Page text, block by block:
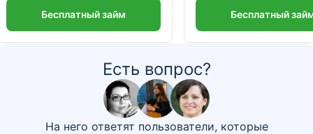
Бесплатный займ Бесплатный
Есть вопрос?
На него ответят пользователи, которые